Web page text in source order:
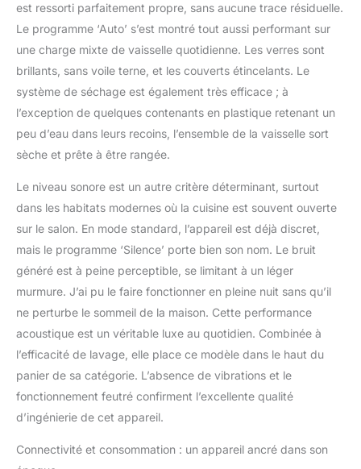
est ressorti parfaitement propre, sans aucune trace résiduelle.
Le programme ‘Auto’ s’est montré tout aussi performant sur
une charge mixte de vaisselle quotidienne. Les verres sont
brillants, sans voile terne, et les couverts étincelants. Le
système de séchage est également très efficace ; à
l’exception de quelques contenants en plastique retenant un
peu d’eau dans leurs recoins, l’ensemble de la vaisselle sort
sèche et prête à être rangée.
Le niveau sonore est un autre critère déterminant, surtout
dans les habitats modernes où la cuisine est souvent ouverte
sur le salon. En mode standard, l’appareil est déjà discret,
mais le programme ‘Silence’ porte bien son nom. Le bruit
généré est à peine perceptible, se limitant à un léger
murmure. J’ai pu le faire fonctionner en pleine nuit sans qu’il
ne perturbe le sommeil de la maison. Cette performance
acoustique est un véritable luxe au quotidien. Combinée à
l’efficacité de lavage, elle place ce modèle dans le haut du
panier de sa catégorie. L’absence de vibrations et le
fonctionnement feutré confirment l’excellente qualité
d’ingénierie de cet appareil.
Connectivité et consommation : un appareil ancré dans son